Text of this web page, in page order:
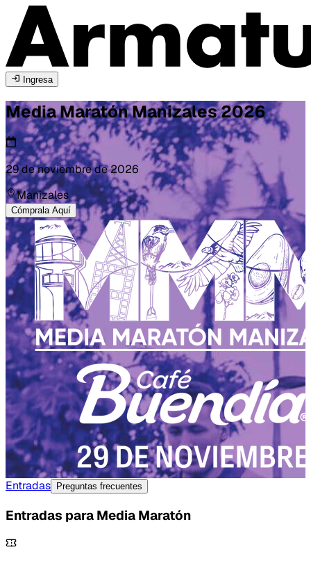
Ingresa
Media MaratónManizales2026
29 de noviembre de 2026
Manizales
Cómprala Aquí
Entradas Preguntas frecuentes
Entradas para Media Maratón